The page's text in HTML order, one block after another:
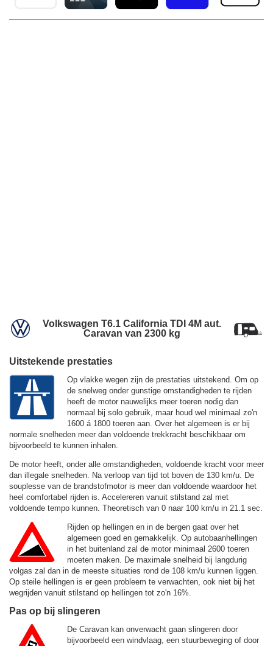
Volkswagen T6.1 California TDI 4M aut.
Caravan van 2300 kg
Uitstekende prestaties
Op vlakke wegen zijn de prestaties uitstekend. Om op
de snelweg onder gunstige omstandigheden te rijden
heeft de motor nauwelijks meer toeren nodig dan
normaal bij solo gebruik, maar houd wel minimaal zo'n
1600 á 1800 toeren aan. Over het algemeen is er bij
normale snelheden meer dan voldoende trekkracht beschikbaar om
bijvoorbeeld te kunnen inhalen.
De motor heeft, onder alle omstandigheden, voldoende kracht voor meer
dan illegale snelheden. Na verloop van tijd tot boven de 130 km/u.
De
souplesse van de brandstofmotor is meer dan voldoende waardoor het
heel comfortabel rijden is. Accelereren vanuit stilstand zal met
voldoende tempo kunnen. Theoretisch van 0 naar 100 km/u in 21.1 sec.
Rijden op hellingen en in de bergen gaat over het
algemeen goed en gemakkelijk. Op autobaanhellingen
in het buitenland zal de motor minimaal 2600 toeren
moeten maken. De maximale snelheid bij langdurig
volgas zal dan in de meeste situaties rond de 108 km/u kunnen liggen.
Op steile hellingen is er geen probleem te verwachten, ook niet bij het
wegrijden vanuit stilstand op hellingen tot zo'n 16%.
Pas op bij slingeren
De Caravan kan onverwacht gaan slingeren door
bijvoorbeeld een windvlaag, een stuurbeweging of door